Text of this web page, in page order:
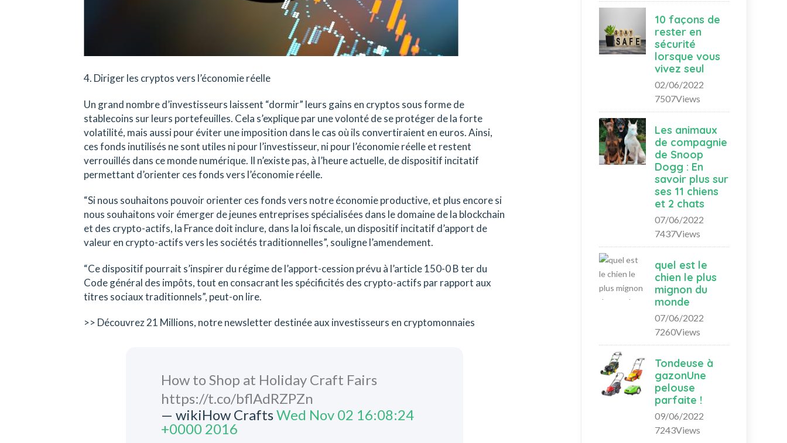
4. Diriger les cryptos vers l’économie réelle
Un grand nombre d’investisseurs laissent “dormir” leurs gains en cryptos sous forme de
stablecoins sur leurs portefeuilles. Cela s’explique par une volonté de se protéger de la forte
volatilité, mais aussi pour éviter une imposition dans le cas où ils convertiraient en euros. Ainsi,
ces fonds inutilisés ne sont utiles ni pour l’investisseur, ni pour l’économie réelle et restent
verrouillés dans ce monde numérique. Il n’existe pas, à l’heure actuelle, de dispositif incitatif
permettant d’orienter ces fonds vers l’économie réelle.
“Si nous souhaitons pouvoir orienter ces fonds vers notre économie productive, et plus encore si
nous souhaitons voir émerger de jeunes entreprises spécialisées dans le domaine de la blockchain
et des crypto-actifs, la France doit inclure, dans la loi fiscale, un dispositif incitatif d’apport de
valeur en crypto-actifs vers les sociétés traditionnelles”, souligne l’amendement.
“Ce dispositif pourrait s’inspirer du régime de l’apport-cession prévu à l’article 150-0 B ter du
Code général des impôts, tout en consacrant les spécificités des crypto-actifs par rapport aux
titres sociaux traditionnels”, peut-on lire.
>> Découvrez 21 Millions, notre newsletter destinée aux investisseurs en cryptomonnaies
How to Shop at Holiday Craft Fairs
https://t.co/bflAdRZPZn
— wikiHow CraftsWed Nov 02 16:08:24
+0000 2016
10 façons de
rester en
sécurité
lorsque vous
vivez seul
02/06/2022
7507Views
Les animaux
de compagnie
de Snoop
Dogg : En
savoir plus sur
ses 11 chiens
et 2 chats
07/06/2022
7437Views
quel est le
chien le plus
mignon du
monde
07/06/2022
7260Views
Tondeuse à
gazonUne
pelouse
parfaite !
09/06/2022
7243Views